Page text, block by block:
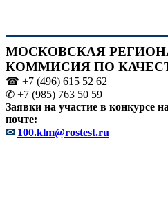
МОСКОВСКАЯ
КОММИСИЯ ПО
☎ +7 (496) 615 52 62
✆ +7 (985) 763 50 59
Заявки на участие в конкурсе
почте:
✉ 100.klm@rostest.ru